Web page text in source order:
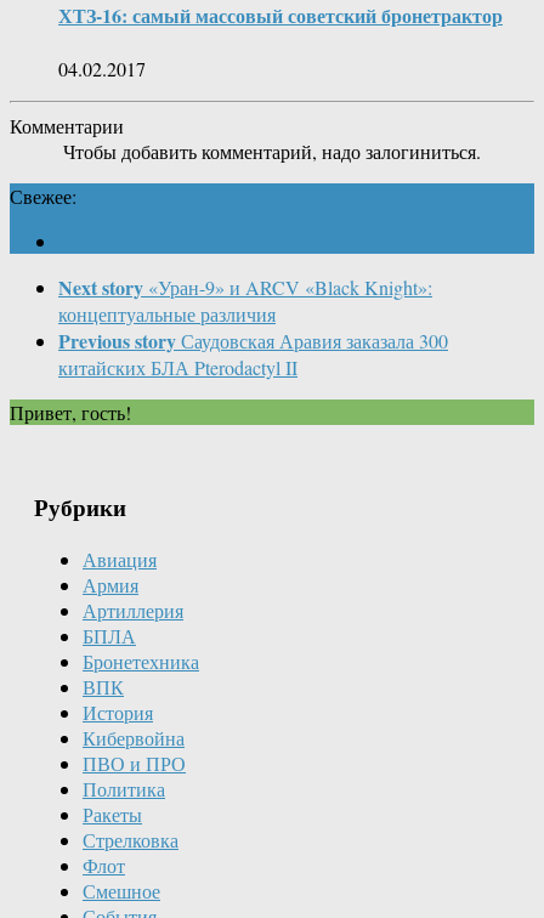
ХТЗ-16: самый массовый советский бронетрактор
04.02.2017
Комментарии
Чтобы добавить комментарий, надо залогиниться.
Свежее:
Next story «Уран-9» и ARCV «Black Knight»:
концептуальные различия
Previous storyСаудовская Аравия заказала 300
китайских БЛА Pterodactyl II
Привет, гость!
Рубрики
Авиация
Армия
Артиллерия
БПЛА
Бронетехника
ВПК
История
Кибервойна
ПВО и ПРО
Политика
Ракеты
Стрелковка
Флот
Смешное